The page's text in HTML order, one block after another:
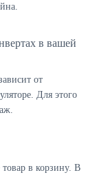
в вашей
от
Для этого
в корзину. В